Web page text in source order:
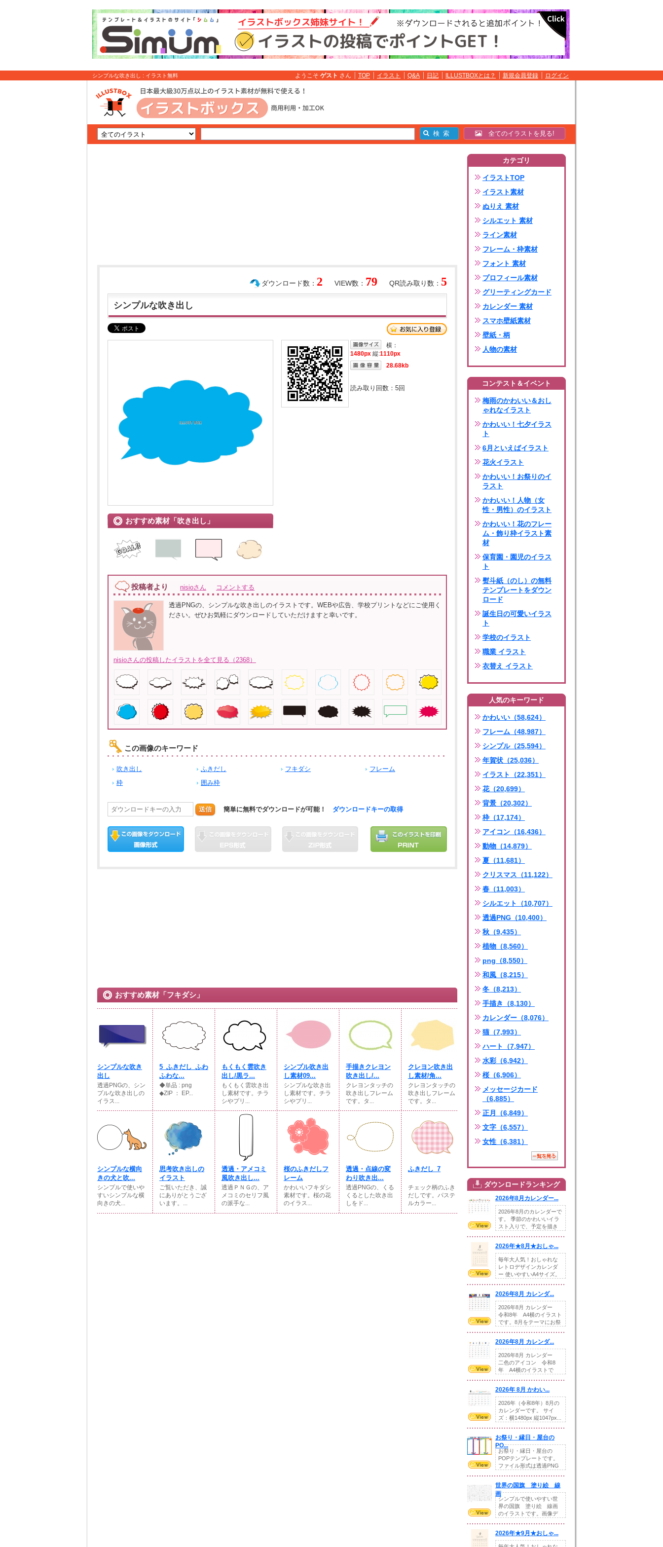
シンプルな吹き出し : イラスト無料 ようこそ ゲスト さん TOP イラスト Q&A 日記 ILLUSTBOXとは？ 新規会員登録 ログイン
全てのイラストを見る!
QR読み取り数： 5
VIEW数： 79
ダウンロード数： 2
シンプルな吹き出し
おすすめ素材「吹き出し」
横：
1480px 縦:1110px
28.68kb
読み取り回数： 5回
投稿者より nisioさん コメントする
透過PNGの、シンプルな吹き出しのイラストです。WEBや広告、学校プリントなどにご使用く
ださい。ぜひお気軽にダウンロードしていただけますと幸いです。
nisioさんの投稿したイラストを全て見る（2368）
この画像のキーワード
吹き出し ふきだし フキダシ
フレーム
枠
囲み枠
送信 簡単に無料でダウンロードが可能！ ダウンロードキーの取得
おすすめ素材「フキダシ」
シンプルな吹き
出し
透過PNGの、シン
プルな吹き出しの
イラス...
5_ふきだし_ふわ
ふわな...
◆単品 : png
◆ZIP ： EP...
もくもく雲吹き
出し/黒ラ...
もくもく雲吹き出
し素材です。チラ
シやプリ...
シンプル吹き出
し素材09...
シンプルな吹き出
し素材です。チラ
シやプリ...
手描きクレヨン
吹き出し/...
クレヨンタッチの
吹き出しフレーム
です。タ...
クレヨン吹き出
し素材/角...
クレヨンタッチの
吹き出しフレーム
です。タ...
シンプルな横向
きの犬と吹...
シンプルで使いや
すいシンプルな横
向きの犬...
思考吹き出しの
イラスト
ご覧いただき、誠
にありがとうござ
います。...
透過・アメコミ
風吹き出し...
透過ＰＮＧの、ア
メコミのセリフ風
の派手な...
桜のふきだしフ
レーム
かわいいフキダシ
素材です。桜の花
のイラス...
透過・点線の変
わり吹き出...
透過PNGの、くる
くるとした吹き出
しをド...
ふきだし_7
チェック柄のふき
だしです。パステ
ルカラー...
カテゴリ
イラストTOP
イラスト素材
ぬりえ 素材
シルエット 素材
ライン素材
フレーム・枠素材
フォント 素材
プロフィール素材
グリーティングカード
カレンダー 素材
スマホ壁紙素材
壁紙・柄
人物の素材
コンテスト＆イベント
梅雨のかわいい＆おし
ゃれなイラスト
かわいい！七夕イラス
ト
6月といえばイラスト
花火イラスト
かわいい！お祭りのイ
ラスト
かわいい！人物（女
性・男性）のイラスト
かわいい！花のフレー
ム・飾り枠イラスト素
材
保育園・園児のイラス
ト
熨斗紙（のし）の無料
テンプレートをダウン
ロード
誕生日の可愛いイラス
ト
学校のイラスト
職業 イラスト
衣替え イラスト
人気のキーワード
かわいい（58,624）
フレーム（48,987）
シンプル（25,594）
年賀状（25,036）
イラスト（22,351）
花（20,699）
背景（20,302）
枠（17,174）
アイコン（16,436）
動物（14,879）
夏（11,681）
クリスマス（11,122）
春（11,003）
シルエット（10,707）
透過PNG（10,400）
秋（9,435）
植物（8,560）
png（8,550）
和風（8,215）
冬（8,213）
手描き（8,130）
カレンダー（8,076）
猫（7,993）
ハート（7,947）
水彩（6,942）
桜（6,906）
メッセージカード
（6,885）
正月（6,849）
文字（6,557）
女性（6,381）
ダウンロードランキング
2026年8月カレンダー...
2026年8月のカレンダーで
す。 季節のかわいいイラ
スト入りで、予定を描き
2026年★8月★おしゃ...
毎年大人気！おしゃれな
レトロデザインカレンダ
ー 使いやすいA4サイズ。
2026年8月 カレンダ...
2026年8月 カレンダー
令和8年 A4横のイラスト
です。8月をテーマにお祭
2026年8月 カレンダ...
2026年8月 カレンダー
二色のアイコン 令和8
年 A4横のイラストで
2026年 8月 かわい...
2026年（令和8年）8月の
カレンダーです。 サイ
ズ：横1480px 縦1047px...
お祭り・縁日・屋台の
PO...
お祭り・縁日・屋台の
POPテンプレートです。
ファイル形式は透過PNG
世界の国旗 塗り絵 線
画
シンプルで使いやすい世
界の国旗 塗り絵 線画
のイラストです。画像デ
2026年★9月★おしゃ...